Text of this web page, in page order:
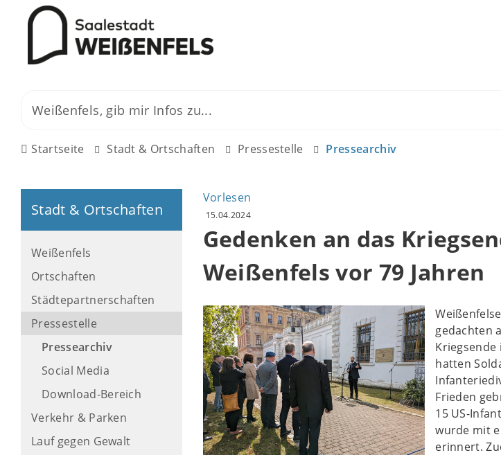
Startseite Stadt & Ortschaften Pressestelle Pressearchiv
Stadt & Ortschaften
Weißenfels
Ortschaften
Städtepartnerschaften
Pressestelle
Pressearchiv
Social Media
Download-Bereich
Verkehr & Parken
Lauf gegen Gewalt
Vorlesen
15.04.2024
Gedenken an das
Weißenfels vor 79 Jahren
gedachten
Kriegsende
hatten
Frieden
15 US-
wurde mit
erinnert.